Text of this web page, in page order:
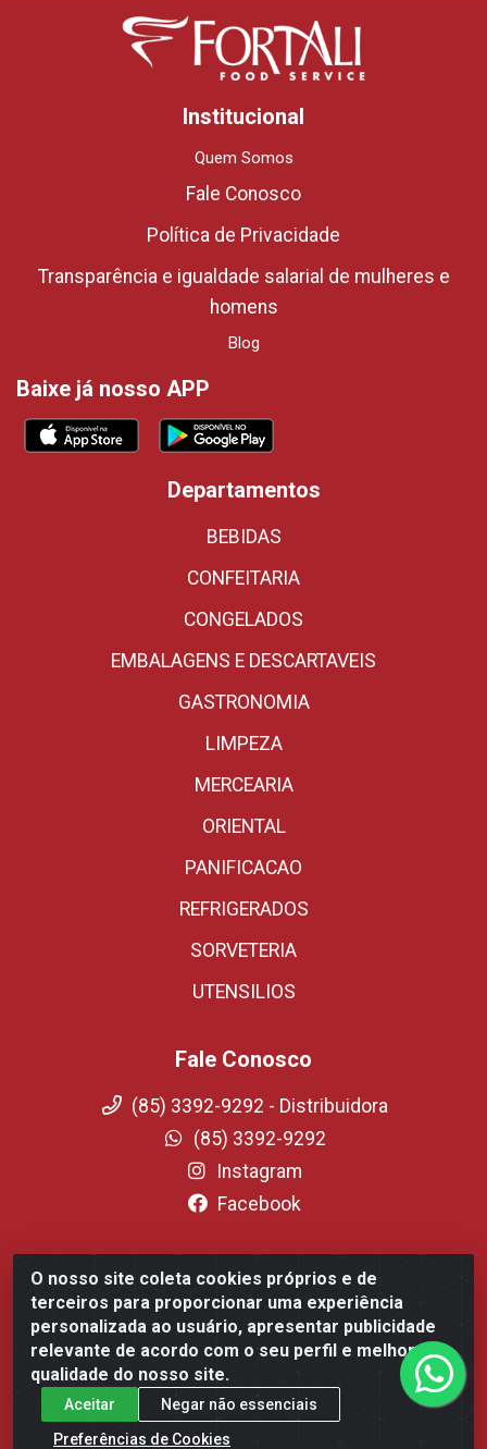
O nosso site coleta cookies próprios e de
terceiros para proporcionar uma experiência
personalizada ao usuário, apresentar publicidade
relevante de acordo com o seu perfil e melhorar a
qualidade do nosso site.
Aceitar
Negar não essenciais
Preferências de Cookies
Institucional
Quem Somos
Fale Conosco
Política de Privacidade
Transparência e igualdade salarial de mulheres e
homens
Blog
Baixe já nosso APP
Departamentos
BEBIDAS
CONFEITARIA
CONGELADOS
EMBALAGENS E DESCARTAVEIS
GASTRONOMIA
LIMPEZA
MERCEARIA
ORIENTAL
PANIFICACAO
REFRIGERADOS
SORVETERIA
UTENSILIOS
Fale Conosco
(85) 3392-9292 - Distribuidora
(85) 3392-9292
Instagram
Facebook
Fortali Distribuidora de Alimentos LTDA - Avenida Tomaz
Coelho, 1268 - Messejana, Fortaleza/CE - CEP 60.863-254-
CNPJ 09.317.318.0001-75